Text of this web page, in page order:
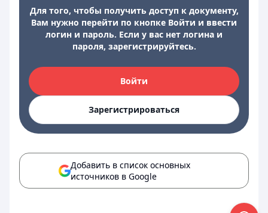
Для того, чтобы получить доступ к документу,
Вам нужно перейти по кнопке Войти и ввести
логин и пароль. Если у вас нет логина и
пароля, зарегистрируйтесь.
Войти
Зарегистрироваться
Добавить в список основных
источников в Google